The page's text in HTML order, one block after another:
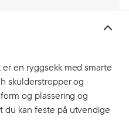
er en ryggsekk med smarte
skulderstropper og
og plassering og
du kan feste på utvendige